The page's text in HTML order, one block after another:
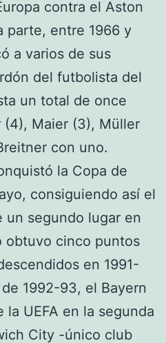
contra el Aston
parte, entre 1966 y
a varios de sus
del futbolista del
un total de once
Maier (3), Müller
con uno.
la Copa de
consiguiendo así el
un segundo lugar en
obtuvo cinco puntos
en 1991-
1992-93, el Bayern
UEFA en la segunda
City -único club